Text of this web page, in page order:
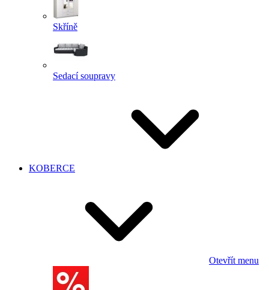
Skříně
Sedací soupravy
KOBERCE
Otevřít menu